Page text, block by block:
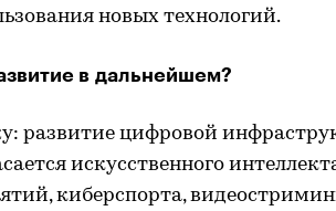
новых технологий.
в дальнейшем?
развитие цифровой
искусственного
киберспорта,